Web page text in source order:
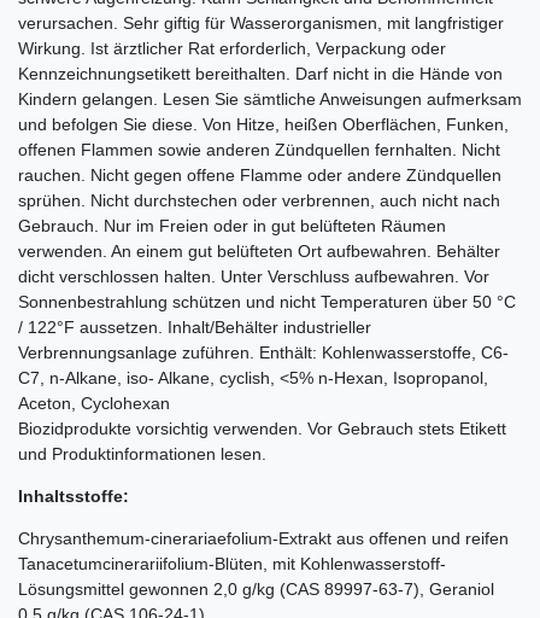
verursachen. Sehr giftig für Wasserorganismen, mit langfristiger
Wirkung. Ist ärztlicher Rat erforderlich, Verpackung oder
Kennzeichnungsetikett bereithalten. Darf nicht in die Hände von
Kindern gelangen. Lesen Sie sämtliche Anweisungen aufmerksam
und befolgen Sie diese. Von Hitze, heißen Oberflächen, Funken,
offenen Flammen sowie anderen Zündquellen fernhalten. Nicht
rauchen. Nicht gegen offene Flamme oder andere Zündquellen
sprühen. Nicht durchstechen oder verbrennen, auch nicht nach
Gebrauch. Nur im Freien oder in gut belüfteten Räumen
verwenden. An einem gut belüfteten Ort aufbewahren. Behälter
dicht verschlossen halten. Unter Verschluss aufbewahren. Vor
Sonnenbestrahlung schützen und nicht Temperaturen über 50 °C
/ 122°F aussetzen. Inhalt/Behälter industrieller
Verbrennungsanlage zuführen. Enthält: Kohlenwasserstoffe, C6-
C7, n-Alkane, iso- Alkane, cyclish, <5% n-Hexan, Isopropanol,
Aceton, Cyclohexan
Biozidprodukte vorsichtig verwenden. Vor Gebrauch stets Etikett
und Produktinformationen lesen.
Inhaltsstoffe:
Chrysanthemum-cinerariaefolium-Extrakt aus offenen und reifen
Tanacetumcinerariifolium-Blüten, mit Kohlenwasserstoff-
Lösungsmittel gewonnen 2,0 g/kg (CAS 89997-63-7), Geraniol